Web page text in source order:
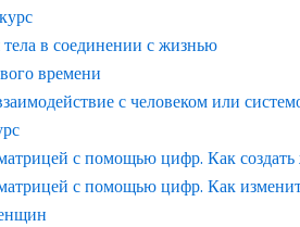
в соединении с жизнью
времени
с человеком или
с помощью цифр. Как создать
с помощью цифр. Как